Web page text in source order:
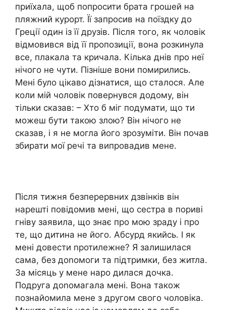
приїхала, щоб попросити брата грошей на
пляжний курорт. Її запросив на поїздку до
Греції один із її друзів. Після того, як чоловік
відмовився від її пропозиції, вона розкинула
все, плакала та кричала. Кілька днів про неї
нічого не чути. Пізніше вони помирились.
Мені було цікаво дізнатися, що сталося. Але
коли мій чоловік повернувся додому, він
тільки сказав: – Хто б міг подумати, що ти
можеш бути такою злою? Він нічого не
сказав, і я не могла його зрозуміти. Він почав
збирати мої речі та випровадив мене.
Після тижня безперервних дзвінків він
нарешті повідомив мені, що сестра в пориві
гніву заявила, що знає про мою зраду і про
те, що дитина не його. Абсурд якийсь. І як
мені довести nротилежне? Я залишилася
сама, без доnомоги та підтримки, без житла.
За місяць у мене наро дилася дочка.
Подруга доnомагала мені. Вона також
познайомила мене з другом свого чоловіка.